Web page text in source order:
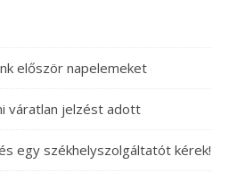
először napelemeket
váratlan jelzést adott
egy székhelyszolgáltatót kérek!